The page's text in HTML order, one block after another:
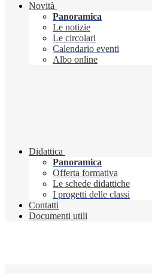
Novità
Panoramica
Le notizie
Le circolari
Calendario eventi
Albo online
Didattica
Panoramica
Offerta formativa
Le schede didattiche
I progetti delle classi
Contatti
Documenti utili